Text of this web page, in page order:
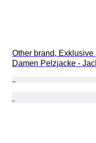
Other brand, Exklusive
Damen Pelzjacke -